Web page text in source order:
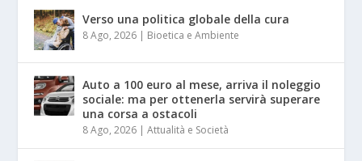
Verso una politica globale della cura
8 Ago, 2026 | Bioetica e Ambiente
Auto a 100 euro al mese, arriva il noleggio
sociale: ma per ottenerla servirà superare
una corsa a ostacoli
8 Ago, 2026 |Attualità e Società